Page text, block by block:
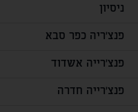
ניסיון
פנצ'ריה כפר סבא
פנצ'רייה אשדוד
פנצ'רייה חדרה